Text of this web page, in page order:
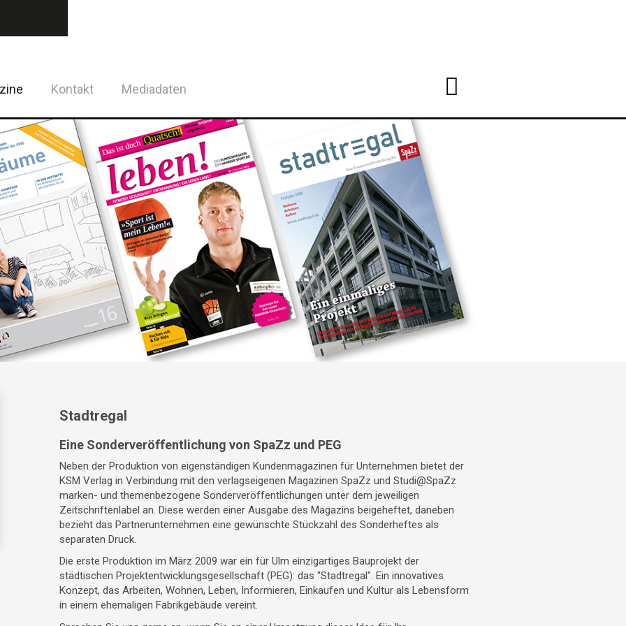
Kontakt Mediadaten
Stadtregal
Eine Sonderveröffentlichung von SpaZz und PEG
Neben der Produktion von eigenständigen Kundenmagazinen für Unternehmen bietet der
KSM Verlag in Verbindung mit den verlagseigenen Magazinen SpaZz und Studi@SpaZz
marken- und themenbezogene Sonderveröffentlichungen unter dem jeweiligen
Zeitschriftenlabel an. Diese werden einer Ausgabe des Magazins beigeheftet, daneben
bezieht das Partnerunternehmen eine gewünschte Stückzahl des Sonderheftes als
separaten Druck.
Die erste Produktion im März 2009 war ein für Ulm einzigartiges Bauprojekt der
städtischen Projektentwicklungsgesellschaft (PEG): das "Stadtregal". Ein innovatives
Konzept, das Arbeiten, Wohnen, Leben, Informieren, Einkaufen und Kultur als Lebensform
in einem ehemaligen Fabrikgebäude vereint.